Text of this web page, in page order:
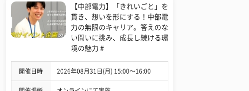
【中部電力】「きれいごと」を
貫き、想いを形にする！中部電
力の無限のキャリア。答えのな
い問いに挑み、成長し続ける環
境の魅力 #
開催日時 2026年08月31日(月) 15:00〜16:00